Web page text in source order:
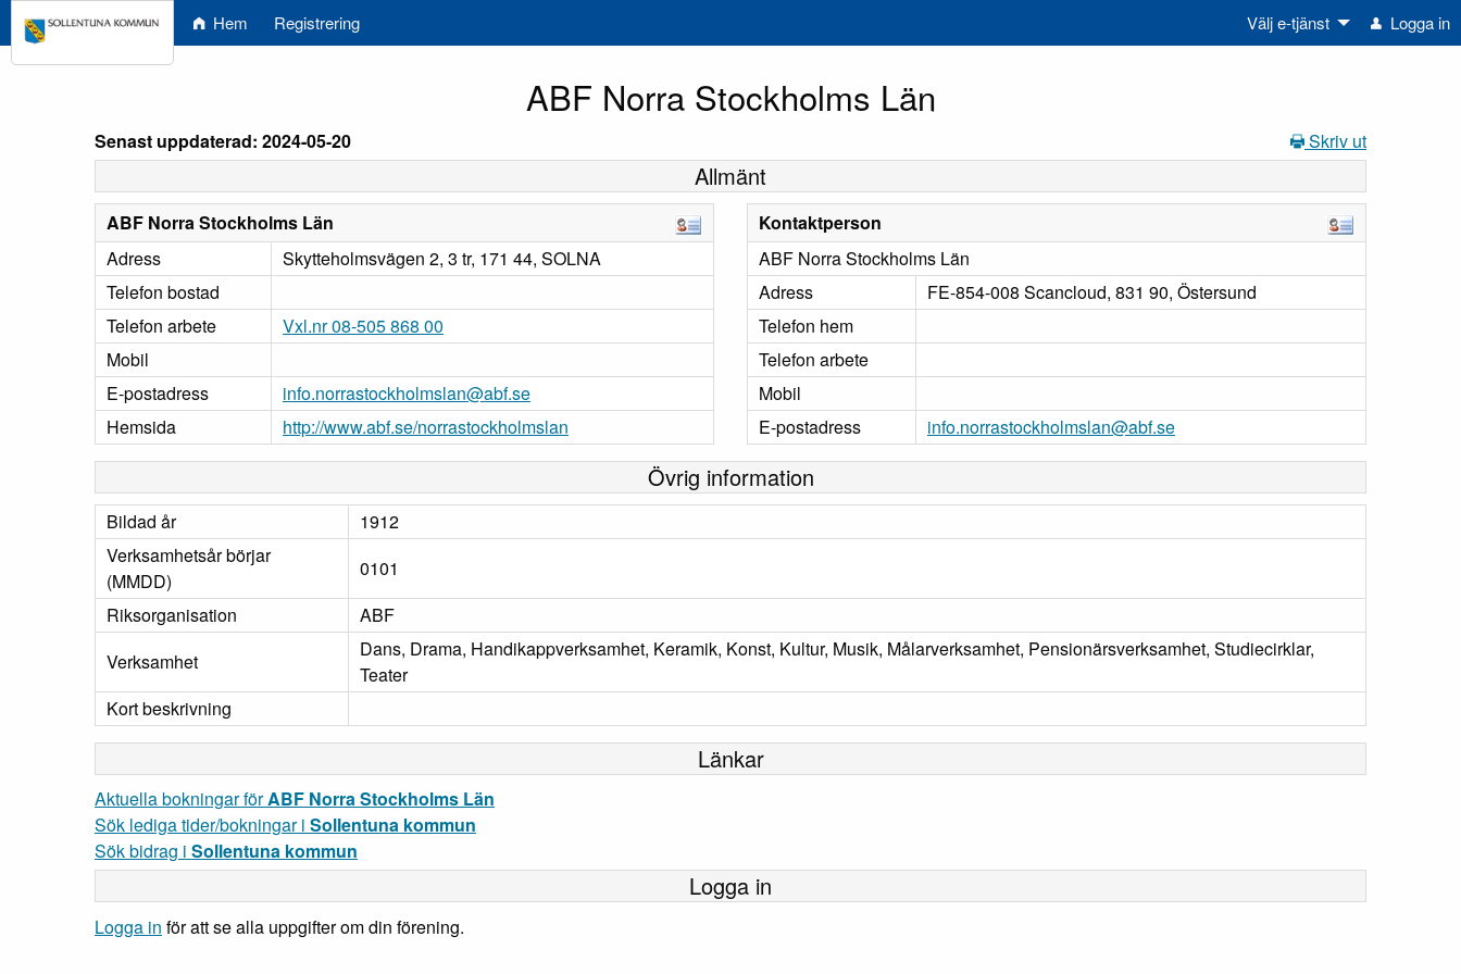
Hem Registrering Välj e-tjänst Logga in
ABF Norra Stockholms Län
Senast uppdaterad: 2024-05-20 Skriv ut
Allmänt
ABF Norra Stockholms Län
Adress
Skytteholmsvägen 2, 3 tr, 171 44, SOLNA
Telefon bostad
Telefon arbete
Vxl.nr 08-505 868 00
Mobil
E-postadress
info.norrastockholmslan@abf.se
Hemsida
http://www.abf.se/norrastockholmslan
Kontaktperson
ABF Norra Stockholms Län
Adress
FE-854-008 Scancloud, 831 90, Östersund
Telefon hem
Telefon arbete
Mobil
E-postadress
info.norrastockholmslan@abf.se
Övrig information
Bildad år
1912
Verksamhetsår börjar
(MMDD)
0101
Riksorganisation
ABF
Verksamhet
Dans, Drama, Handikappverksamhet, Keramik, Konst, Kultur, Musik, Målarverksamhet, Pensionärsverksamhet, Studiecirklar,
Teater
Kort beskrivning
Länkar
Aktuella bokningar förABF Norra Stockholms Län
Sök lediga tider/bokningar i Sollentuna kommun
Sök bidrag i Sollentuna kommun
Logga in
Logga in för att se alla uppgifter om din förening.